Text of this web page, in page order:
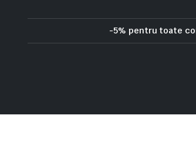
-5% pentru toate
Politica